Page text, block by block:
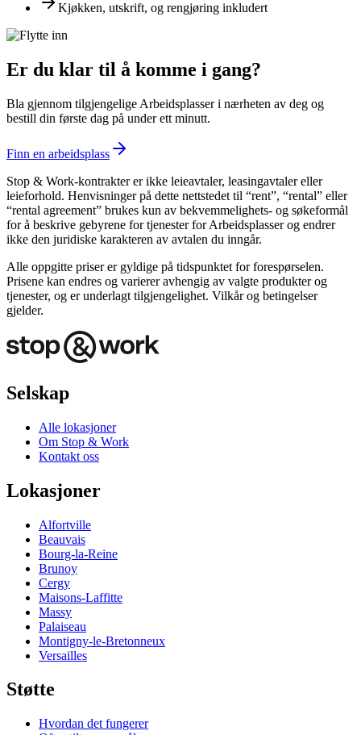
Kjøkken, utskrift, og rengjøring inkludert
Er du klar til å komme i gang?
Bla gjennom tilgjengelige Arbeidsplasser i nærheten av deg og
bestill din første dag på under ett minutt.
Finn en arbeidsplass
Stop & Work‑kontrakter er ikke leieavtaler, leasingavtaler eller
leieforhold. Henvisninger på dette nettstedet til “rent”, “rental” eller
“rental agreement” brukes kun av bekvemmelighets‑ og søkeformål
for å beskrive gebyrene for tjenester for Arbeidsplasser og endrer
ikke den juridiske karakteren av avtalen du inngår.
Alle oppgitte priser er gyldige på tidspunktet for forespørselen.
Prisene kan endres og varierer avhengig av valgte produkter og
tjenester, og er underlagt tilgjengelighet. Vilkår og betingelser
gjelder.
Selskap
Alle lokasjoner
Om Stop & Work
Kontakt oss
Lokasjoner
Alfortville
Beauvais
Bourg-la-Reine
Brunoy
Cergy
Maisons-Laffitte
Massy
Palaiseau
Montigny-le-Bretonneux
Versailles
Støtte
Hvordan det fungerer